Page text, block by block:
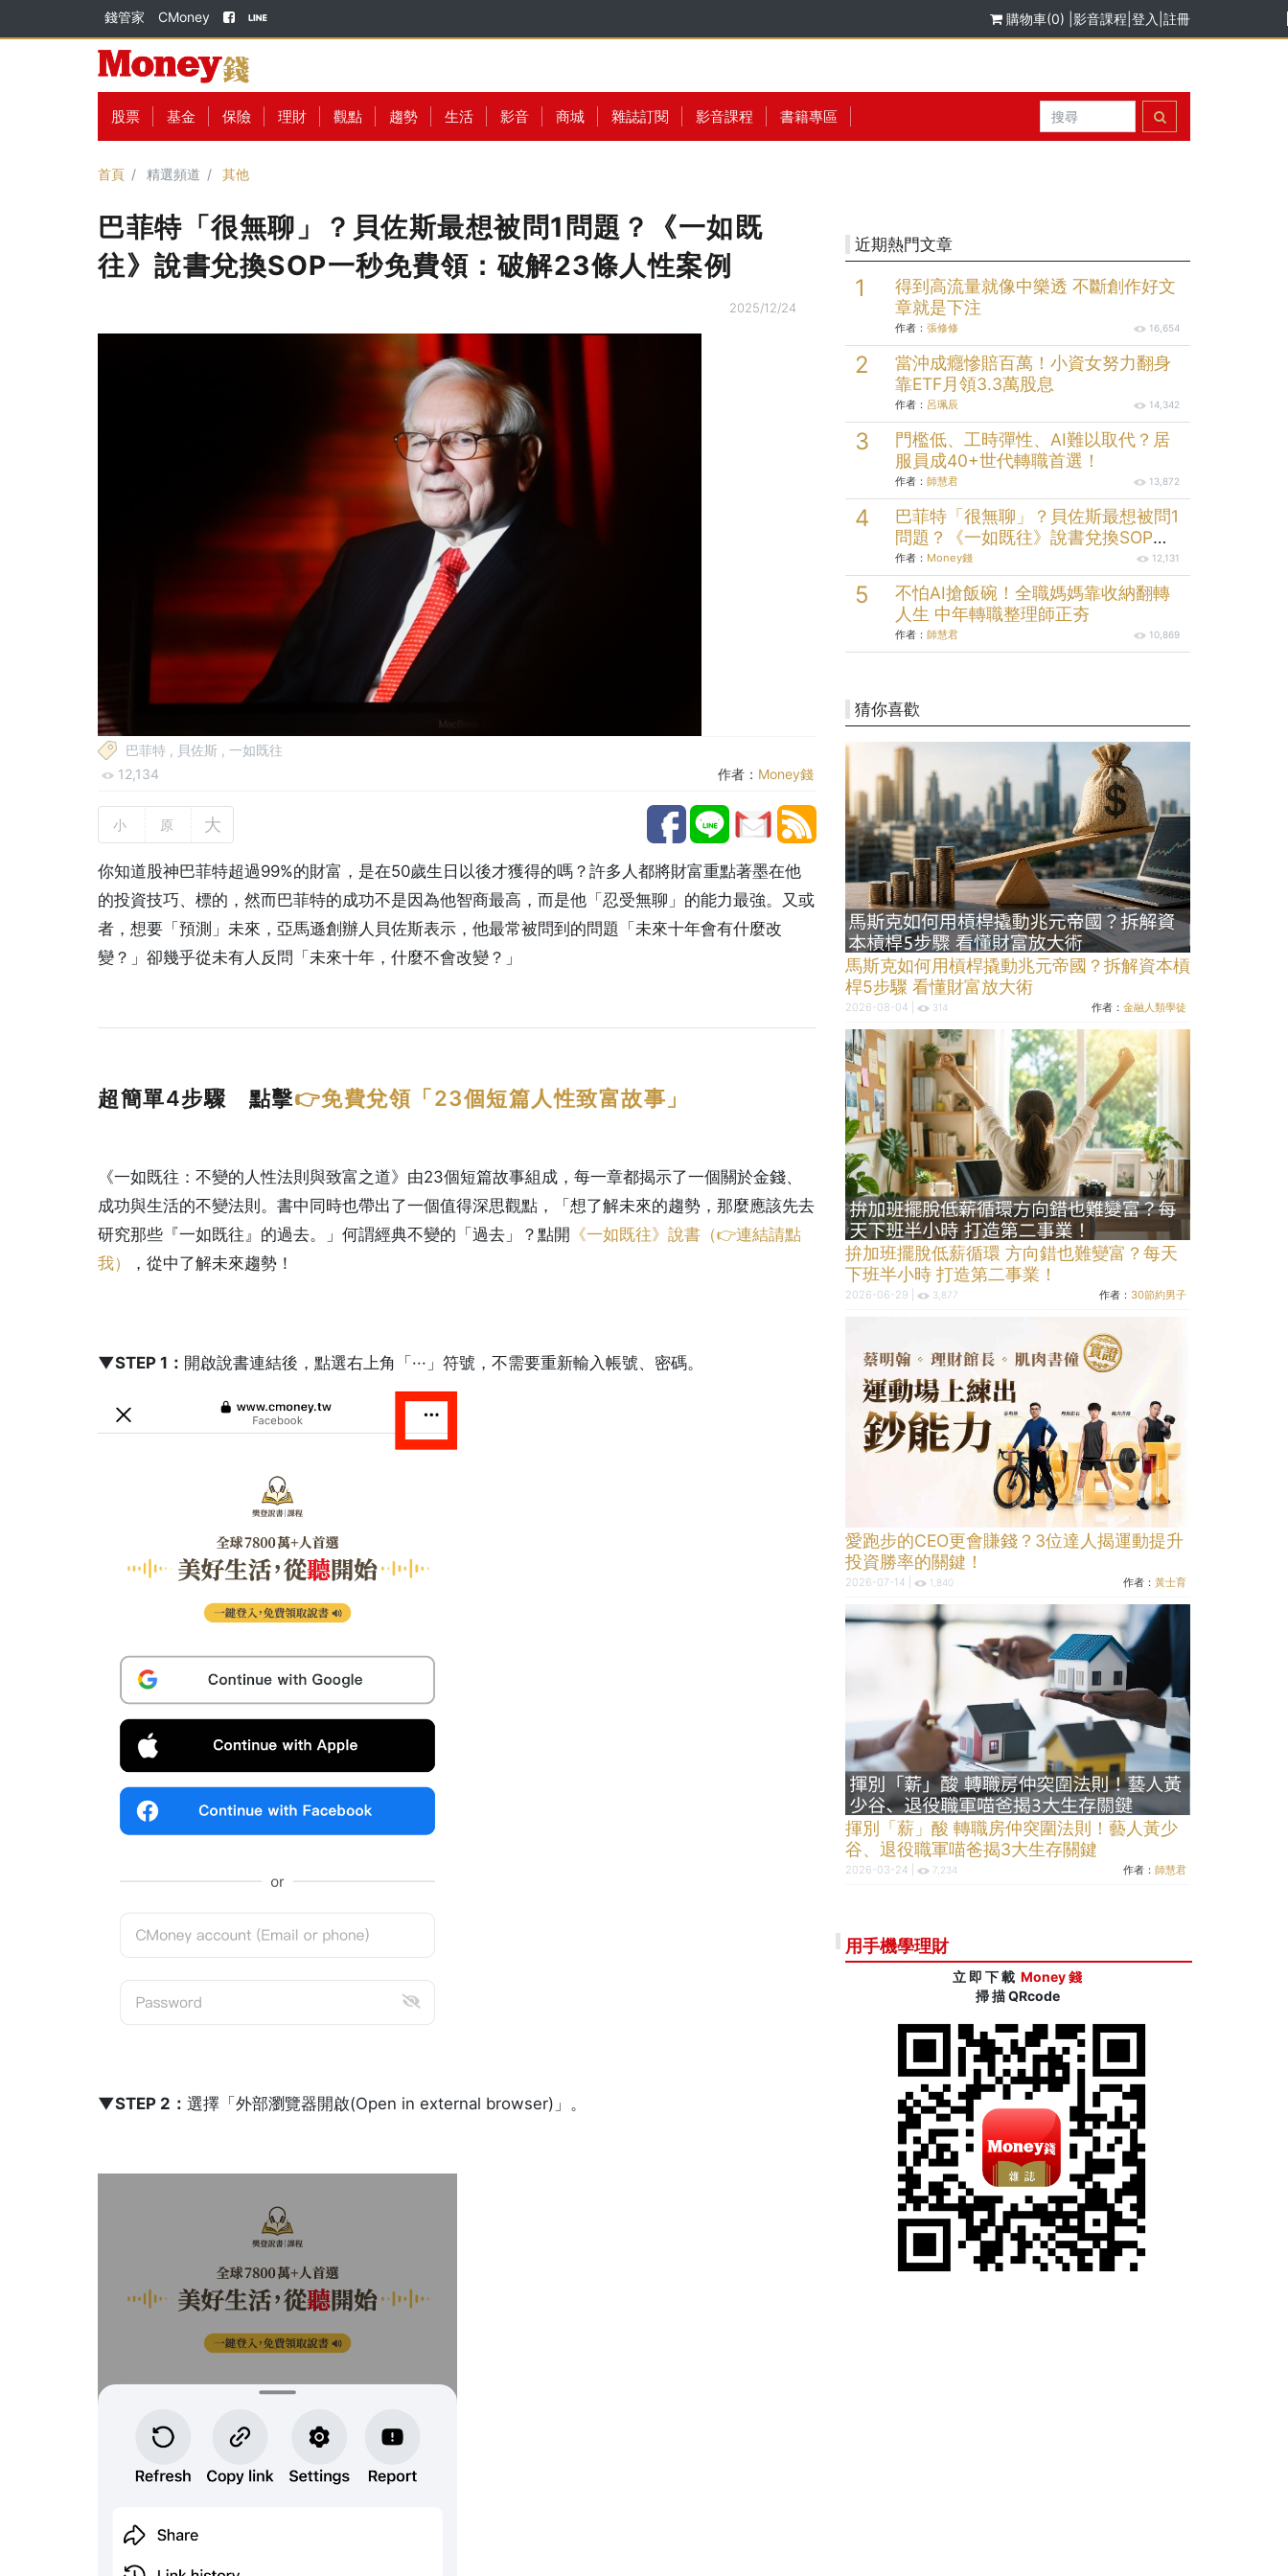
錢管家 CMoney 購物車(0) 影音課程 登入 註冊
股票 基金 保險 理財 觀點 趨勢 生活 影音 商城 雜誌訂閱 影音課程 書籍專區
首頁 精選頻道 其他
巴菲特「很無聊」？貝佐斯最想被問1問題？《一如既
往》說書兌換SOP一秒免費領：破解23條人性案例
2025/12/24
巴菲特 , 貝佐斯 , 一如既往
12,134
作者： Money錢
小 原 大
你知道股神巴菲特超過99%的財富，是在50歲生日以後才獲得的嗎？許多人都將財富重點著墨在他
的投資技巧、標的，然而巴菲特的成功不是因為他智商最高，而是他「忍受無聊」的能力最強。又或
者，想要「預測」未來，亞馬遜創辦人貝佐斯表示，他最常被問到的問題「未來十年會有什麼改
變？」卻幾乎從未有人反問「未來十年，什麼不會改變？」
超簡單4步驟 點擊👉免費兌領「23個短篇人性致富故事」
《一如既往：不變的人性法則與致富之道》由23個短篇故事組成，每一章都揭示了一個關於金錢、
成功與生活的不變法則。書中同時也帶出了一個值得深思觀點，「想了解未來的趨勢，那麼應該先去
研究那些『一如既往』的過去。」何謂經典不變的「過去」？點開 《一如既往》說書（👉連結請點
我）
，從中了解未來趨勢！
▼STEP 1： 開啟說書連結後，點選右上角「···」符號，不需要重新輸入帳號、密碼。
▼STEP 2： 選擇「外部瀏覽器開啟(Open in external browser)」。
近期熱門文章
得到高流量就像中樂透 不斷創作好文
章就是下注
作者： 張修修 16,654
當沖成癮慘賠百萬！小資女努力翻身
靠ETF月領3.3萬股息
作者： 呂珮辰 14,342
門檻低、工時彈性、AI難以取代？居
服員成40+世代轉職首選！
作者： 師慧君 13,872
巴菲特「很無聊」？貝佐斯最想被問1
問題？《一如既往》說書兌換SOP一
秒免費領：破解23條人性案例
作者： Money錢 12,131
不怕AI搶飯碗！全職媽媽靠收納翻轉
人生 中年轉職整理師正夯
作者： 師慧君 10,869
猜你喜歡
馬斯克如何用槓桿撬動兆元帝國？拆解資本槓
桿5步驟 看懂財富放大術
2026-08-04 | 314 作者：金融人類學徒
拚加班擺脫低薪循環 方向錯也難變富？每天
下班半小時 打造第二事業！
2026-06-29 | 3,877 作者： 30節約男子
愛跑步的CEO更會賺錢？3位達人揭運動提升
投資勝率的關鍵！
2026-07-14 | 1,840 作者：黃士育
揮別「薪」酸 轉職房仲突圍法則！藝人黃少
谷、退役職軍喵爸揭3大生存關鍵
2026-03-24 | 7,234 作者：師慧君
用手機學理財
立 即 下 載 Money 錢
掃 描 QRcode